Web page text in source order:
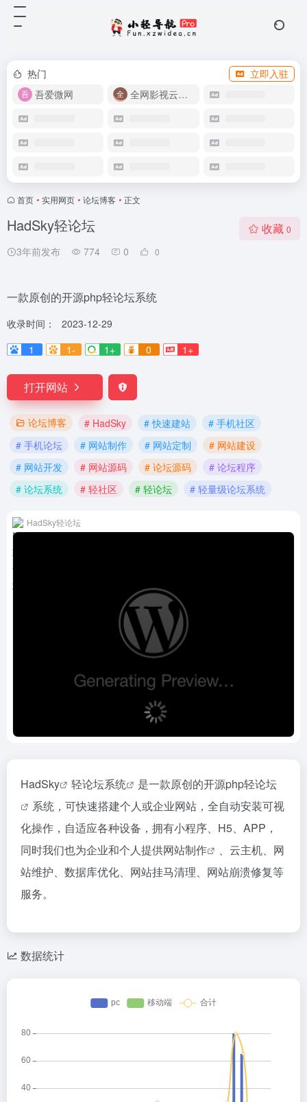
热门
立即入驻
吾爱微网
全网影视云盘资源
首页 • 实用网页 • 论坛博客 • 正文
HadSky轻论坛
3年前发布 774 0 0
收藏 0
一款原创的开源php轻论坛系统
收录时间：
2023-12-29
1
1- 1+ 0 1+
打开网站
论坛博客 # HadSky # 快速建站
# 手机社区
# 手机论坛
# 网站制作 # 网站定制
# 网站建设
# 网站开发
# 网站源码 # 论坛源码
# 论坛程序
# 论坛系统
# 轻社区 # 轻论坛 # 轻量级论坛系统
HadSky轻论坛
HadSky 轻论坛系统 是一款原创的开源php轻论坛
系统，可快速搭建个人或企业网站，全自动安装可视
化操作，自适应各种设备，拥有小程序、H5、APP，
同时我们也为企业和个人提供网站制作
、云主机、网
站维护、数据库优化、网站挂马清理、网站崩溃修复等
服务。
数据统计